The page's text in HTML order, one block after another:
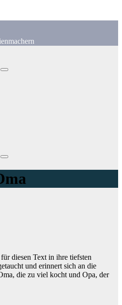
diesen Text in ihre tiefsten
und erinnert sich an die
die zu viel kocht und Opa, der